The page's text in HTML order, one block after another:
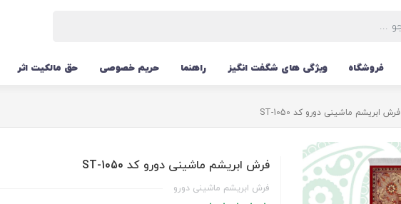
فروشگاه ویژگی های شگفت انگیز راهنما حریم خصوصی حق مالکیت اثر
فرش ابریشم ماشینی دورو کد ST-1050
فرش ابریشم ماشینی دورو کد ST-1050
فرش ابریشم ماشینی دورو